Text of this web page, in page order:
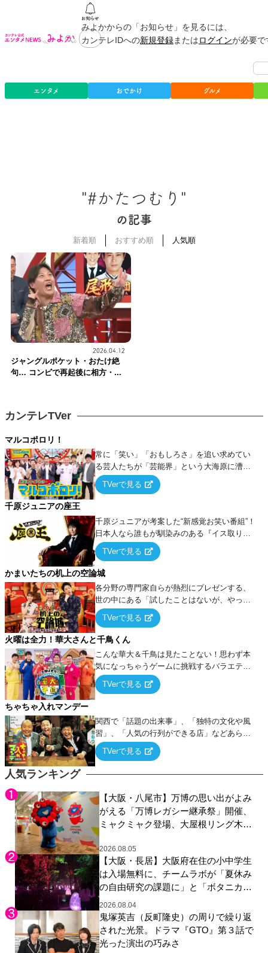
みよかからの「お知らせ」を見るには、
カンテレIDへの新規登録またはログインが必要
エンタメ おでかけ グルメ
"#かたつむり"
の記事
新着順 おすすめ順 人気順
2026.04.12
ジャングルポケット・おたけ絶
句… コンビで再起後に相方・...
人気ランキング
【大阪・八尾市】万博の思い出がよみ
がえる「万博レガシー継承祭」開催、
ミャクミャク登場、大屋根リング木材
展示も
2026.08.05
【大阪・長居】大阪府在住の小中学生
は入場無料に、チームラボが「夏休み
の自由研究の課題に」と「ボタニカル
ガーデン 大阪」へ招待
2026.08.04
鬼塚英吉（反町隆史）の周りで繰り返
された光景。ドラマ『GTO』第３話で
光った演出の巧みさ
カンテレTVer
マルコポロリ！
常に「笑い」「おもしろさ」を追い求めてい
る芸人たちが「芸能界」という大海原に漕ぎ
出でて、新たなオモシロ人間を発掘する！
TVerで見る
千原ジュニアの座王
千原ジュニアが考案した“新感覚お笑い番組”！
日本人なら誰もが馴染みのある『イス取りゲ
ーム』をベースに、大喜利・ギャグ・モノボ
ケ・歌…など様々なお題で芸人がショートネ
タを競い合う！
TVerで見る
かまいたちの机上の空論城
各分野の専門家自らが熱烈にプレゼンする、
世の中にある「試したことはないが、やって
みたらこうなる！…ハズ」という“机上の空
論”に若手芸人らがカラダを張って挑む！
TVerで見る
火曜は全力！華大さんと千鳥くん
こんな華大＆千鳥は見たことない！思わず本
気になっちゃうゲームに挑戦するバラエティ
ー！
TVerで見る
ちゃちゃ入れマンデー
関西で「話題の出来事」、「独特の文化や風
習」、「人気の行列ができる店」などあらゆ
るテーマについて好き放題にちゃちゃを入れ
ていく関西色を前面に押し出したトークバラ
TVerで見る